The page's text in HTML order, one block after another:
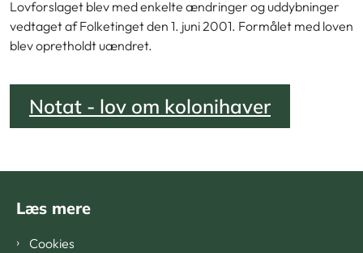
Lovforslaget blev med enkelte ændringer og uddybninger
vedtaget af Folketinget den 1. juni 2001. Formålet med loven
blev opretholdt uændret.
Notat - lov om kolonihaver
Læs mere
Cookies